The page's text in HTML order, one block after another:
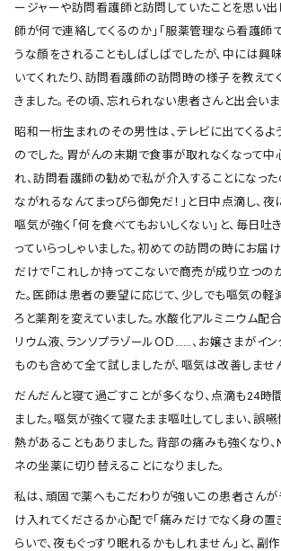
ージャーや訪問看護師と訪問していたことを思い出
師が何で連絡してくるのか」「服薬管理なら看護師
うな顔をされることもしばしばでしたが、中には興
いてくれたり、訪問看護師の訪問時の様子を教えて
きました。その頃、忘れられない患者さんと出会いま
昭和一桁生まれのその男性は、テレビに出てくる
のでした。胃がんの末期で食事が取れなくなって
れ、訪問看護師の勧めで私が介入することになった
ながれるなんてまっぴら御免だ！」と日中点滴し、夜
嘔気が強く「何を食べてもおいしくない」と、毎日
っていらっしゃいました。初めての訪問の時にお届
だけで「これしか持ってこないで商売が成り立つの
た。医師は患者の要望に応じて、少しでも嘔気の軽
ろと薬剤を変えていました。水酸化アルミニウム配
リウム液、ランソプラゾールＯＤ……、お嬢さまがイ
ものも含めて全て試しましたが、嘔気は改善しませ
だんだんと寝て過ごすことが多くなり、点滴も24時
ました。嘔気が強くて寝たまま嘔吐してしまい、誤
熱があることもありました。背部の痛みも強くなり
ネの坐薬に切り替えることになりました。
私は、頑固で薬へもこだわりが強いこの患者さん
け入れてくださるか心配で「痛みだけでなく身の
らいで、夜もぐっすり眠れるかもしれません」と、副